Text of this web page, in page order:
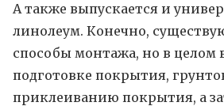
А также выпускается и
линолеум. Конечно,
способы монтажа, но в целом
подготовке покрытия,
приклеиванию покрытия, а